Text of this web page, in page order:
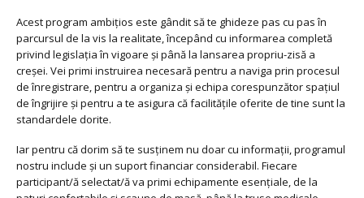
Acest program ambițios este gândit să te ghideze pas cu pas în
parcursul de la vis la realitate, începând cu informarea completă
privind legislația în vigoare și până la lansarea propriu-zisă a
creșei. Vei primi instruirea necesară pentru a naviga prin procesul
de înregistrare, pentru a organiza și echipa corespunzător spațiul
de îngrijire și pentru a te asigura că facilitățile oferite de tine sunt la
standardele dorite.
Iar pentru că dorim să te susținem nu doar cu informații, programul
nostru include și un suport financiar considerabil. Fiecare
participant/ă selectat/ă va primi echipamente esențiale, de la